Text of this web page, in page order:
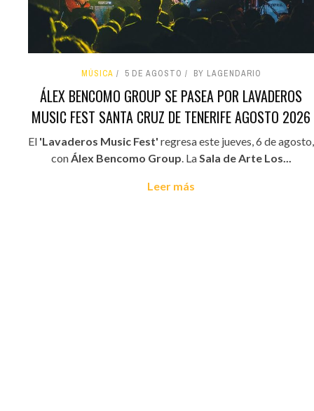
MÚSICA 5 DE AGOSTO BY LAGENDARIO
ÁLEX BENCOMO GROUP SE PASEA POR LAVADEROS
MUSIC FEST SANTA CRUZ DE TENERIFE AGOSTO 2026
El 'Lavaderos Music Fest' regresa este jueves, 6 de agosto,
conÁlex Bencomo Group. LaSala de Arte Los...
Leer más